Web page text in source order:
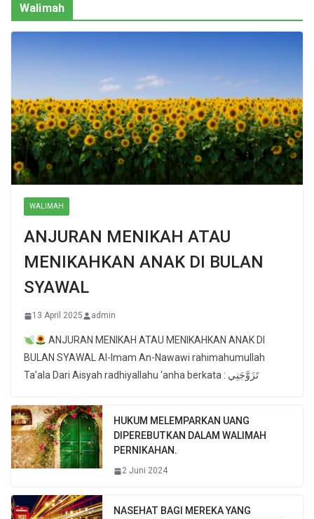
Walimah
WALIMAH
ANJURAN MENIKAH ATAU
MENIKAHKAN ANAK DI BULAN
SYAWAL
13 April 2025 admin
ANJURAN MENIKAH ATAU MENIKAHKAN ANAK DI
BULAN SYAWAL Al-Imam An-Nawawi rahimahumullah
Ta’ala Dari Aisyah radhiyallahu ‘anha berkata : تَزَوَّجَنِي
HUKUM MELEMPARKAN UANG
DIPEREBUTKAN DALAM WALIMAH
PERNIKAHAN.
2 Juni 2024
NASEHAT BAGI MEREKA YANG